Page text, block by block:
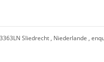
Sliedrecht , Niederlande ,